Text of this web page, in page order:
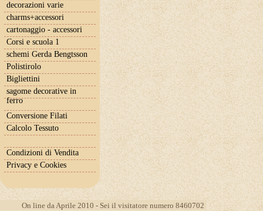
decorazioni varie
charms+accessori
cartonaggio - accessori
Corsi e scuola 1
schemi Gerda Bengtsson
Polistirolo
Bigliettini
sagome decorative in
ferro
Conversione Filati
Calcolo Tessuto
Condizioni di Vendita
Privacy e Cookies
On line da Aprile 2010 - Sei il visitatore numero 8460702